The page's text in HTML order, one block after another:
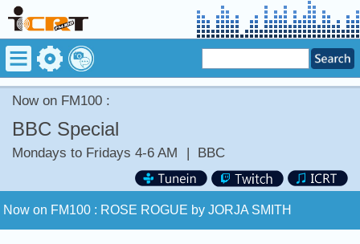
Now on FM100 :
BBC Special
Mondays to Fridays 4-6 AM | BBC
Now on FM100 : ROSE ROGUE by JORJA SMITH